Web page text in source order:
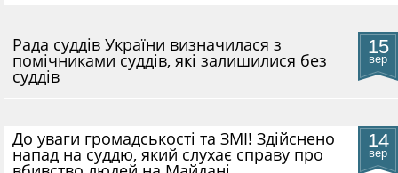
15
вер
Рада суддів України визначилася з
помічниками суддів, які залишилися без
суддів
14
вер
До уваги громадськості та ЗМІ! Здійснено
напад на суддю, який слухає справу про